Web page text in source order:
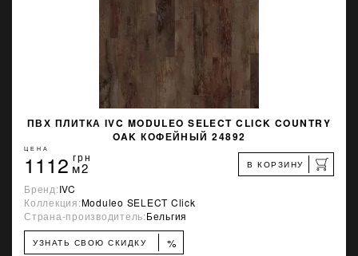
ПВХ ПЛИТКА IVC MODULEO SELECT CLICK COUNTRY
OAK КОФЕЙНЫЙ 24892
ЦЕНА
1112 грн
м2 В КОРЗИНУ
Бренд:IVC
Коллекция:Moduleo SELECT Click
Страна-производитель:Бельгия
УЗНАТЬ СВОЮ СКИДКУ %